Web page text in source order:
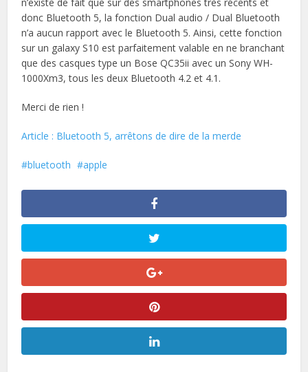
donc Bluetooth 5, la fonction Dual audio / Dual Bluetooth
n’a aucun rapport avec le Bluetooth 5. Ainsi, cette fonction
sur un galaxy S10 est parfaitement valable en ne branchant
que des casques type un Bose QC35ii avec un Sony WH-
1000Xm3, tous les deux Bluetooth 4.2 et 4.1.
Merci de rien !
Article : Bluetooth 5, arrêtons de dire de la merde
bluetooth apple